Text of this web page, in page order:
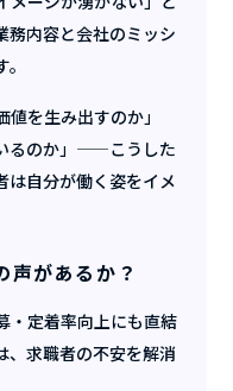
務内容と会社のミッシ
値を生み出すのか」
るのか」——こうした
は自分が働く姿をイメ
声があるか？
・定着率向上にも直結
、求職者の不安を解消